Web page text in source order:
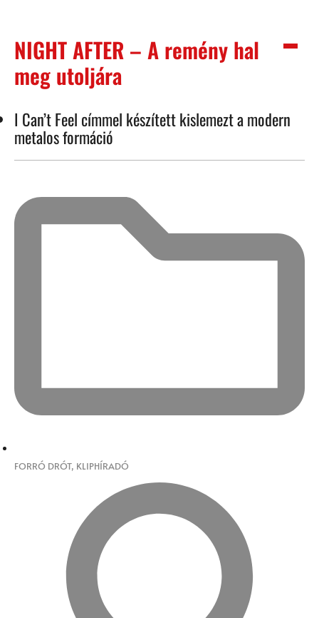
NIGHT AFTER – A remény hal
meg utoljára
I Can’t Feel címmel készített kislemezt a modern
metalos formáció
FORRÓ DRÓT, KLIPHÍRADÓ